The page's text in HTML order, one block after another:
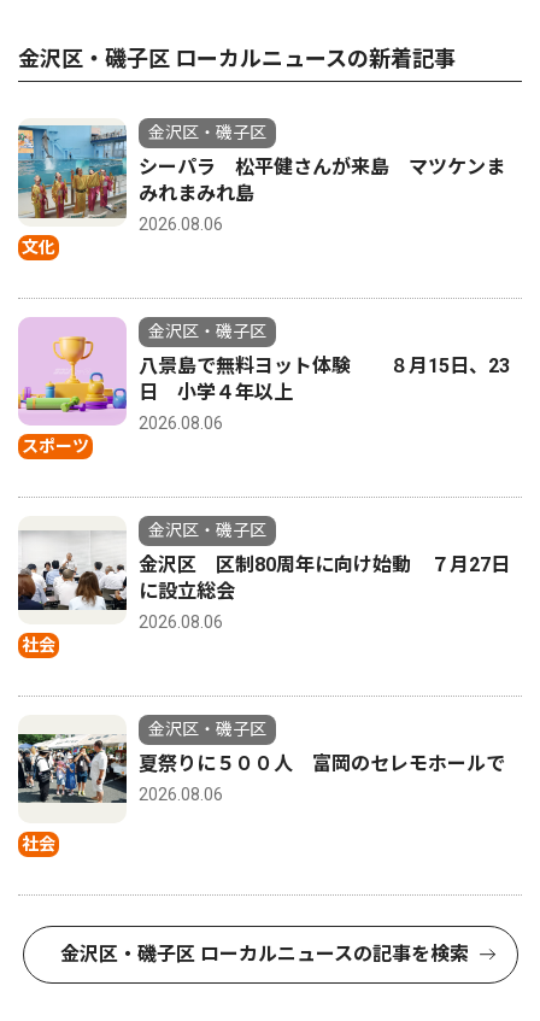
金沢区・磯子区 ローカルニュースの新着記事
文化
金沢区・磯子区
シーパラ 松平健さんが来島 マツケンま
みれまみれ島
2026.08.06
スポーツ
金沢区・磯子区
八景島で無料ヨット体験 ８月15日、23
日 小学４年以上
2026.08.06
社会
金沢区・磯子区
金沢区 区制80周年に向け始動 ７月27日
に設立総会
2026.08.06
社会
金沢区・磯子区
夏祭りに５００人 富岡のセレモホールで
2026.08.06
金沢区・磯子区 ローカルニュースの記事を検索